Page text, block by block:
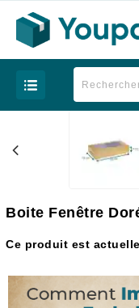
Boite Fenêtre
Ce produit est